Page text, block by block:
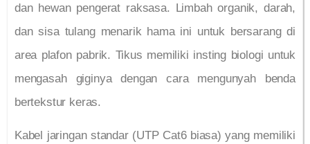
dan hewan pengerat raksasa. Limbah organik, darah,
dan sisa tulang menarik hama ini untuk bersarang di
area plafon pabrik. Tikus memiliki insting biologi untuk
mengasah giginya dengan cara mengunyah benda
bertekstur keras.
Kabel jaringan standar (UTP Cat6 biasa) yang memiliki